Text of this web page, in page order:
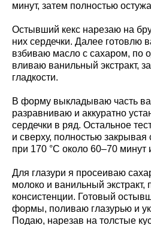
минут, затем полностью
Остывший кекс нарезаю на
них сердечки. Далее готовлю
взбиваю масло с сахаром, по
вливаю ванильный экстракт,
гладкости.
В форму выкладываю часть
разравниваю и аккуратно
сердечки в ряд. Остальное
и сверху, полностью
при 170 °C около 60–70 минут
Для глазури я просеиваю
молоко и ванильный
консистенции. Готовый
формы, поливаю глазурью и
Подаю, нарезав на толстые